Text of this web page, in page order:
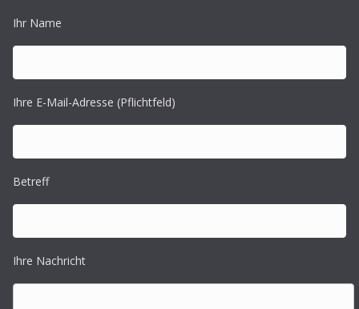
Ihr Name
Ihre E-Mail-Adresse (Pflichtfeld)
Betreff
Ihre Nachricht